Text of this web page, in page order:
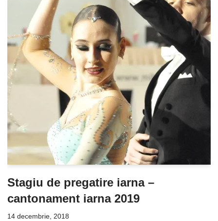
Stagiu de pregatire iarna –
cantonament iarna 2019
14 decembrie, 2018